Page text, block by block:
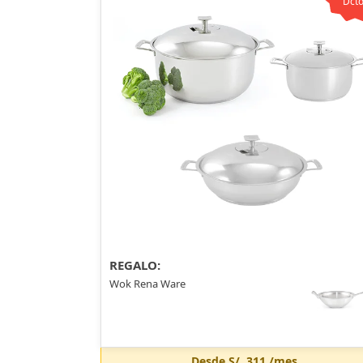
REGALO:
Wok Rena Ware